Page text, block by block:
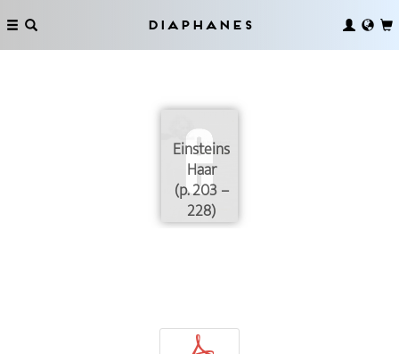
Diaphanes
Einsteins
Haar
(p. 203 –
228)